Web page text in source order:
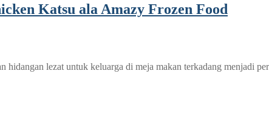
Katsu ala Amazy Frozen Food
lezat untuk keluarga di meja makan terkadang menjadi